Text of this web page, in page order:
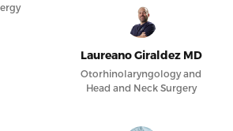
Laureano Giraldez MD
Otorhinolaryngology and
Head and Neck Surgery